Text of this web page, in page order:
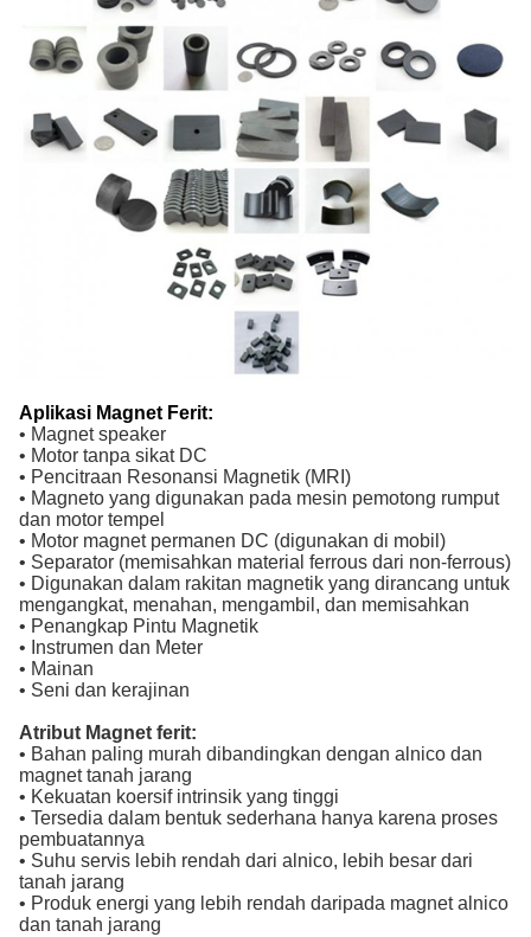
Aplikasi Magnet Ferit:
• Magnet speaker
• Motor tanpa sikat DC
• Pencitraan Resonansi Magnetik (MRI)
• Magneto yang digunakan pada mesin pemotong rumput
dan motor tempel
• Motor magnet permanen DC (digunakan di mobil)
• Separator (memisahkan material ferrous dari non-ferrous)
• Digunakan dalam rakitan magnetik yang dirancang untuk
mengangkat, menahan, mengambil, dan memisahkan
• Penangkap Pintu Magnetik
• Instrumen dan Meter
• Mainan
• Seni dan kerajinan
Atribut Magnet ferit:
• Bahan paling murah dibandingkan dengan alnico dan
magnet tanah jarang
• Kekuatan koersif intrinsik yang tinggi
• Tersedia dalam bentuk sederhana hanya karena proses
pembuatannya
• Suhu servis lebih rendah dari alnico, lebih besar dari
tanah jarang
• Produk energi yang lebih rendah daripada magnet alnico
dan tanah jarang